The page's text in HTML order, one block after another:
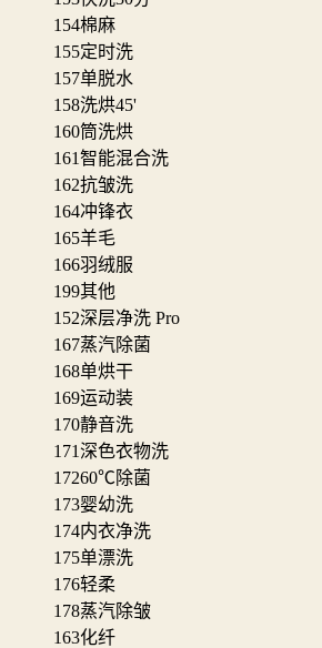
154棉麻
155定时洗
157单脱水
158洗烘45'
160筒洗烘
161智能混合洗
162抗皱洗
164冲锋衣
165羊毛
166羽绒服
199其他
152深层净洗 Pro
167蒸汽除菌
168单烘干
169运动装
170静音洗
171深色衣物洗
17260℃除菌
173婴幼洗
174内衣净洗
175单漂洗
176轻柔
178蒸汽除皱
163化纤